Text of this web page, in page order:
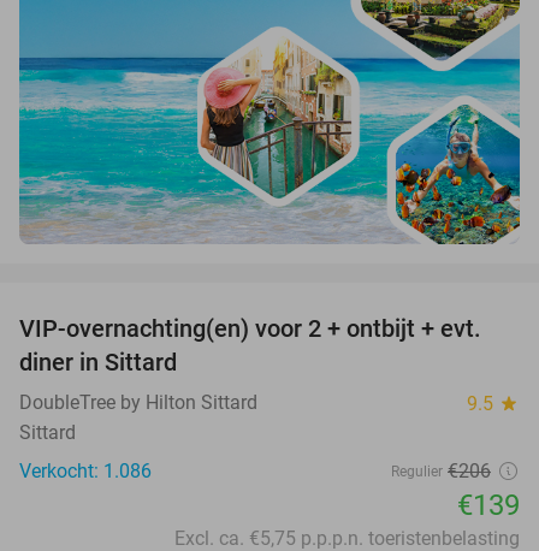
33%
VIP-overnachting(en) voor 2 + ontbijt + evt.
diner in Sittard
DoubleTree by Hilton Sittard 9.5 star
Sittard
Verkocht: 1.086
Regulier €206
€139
Excl. ca. €5,75 p.p.p.n. toeristenbelasting